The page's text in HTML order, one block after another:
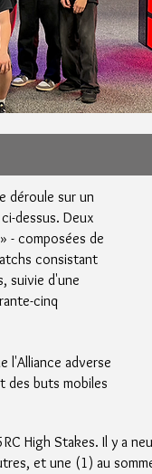
déroule sur un
dessus. Deux
- composées de
consistant
suivie d'une
cinq
l'Alliance adverse
des buts mobiles
High Stakes. Il y a
et une (1) au